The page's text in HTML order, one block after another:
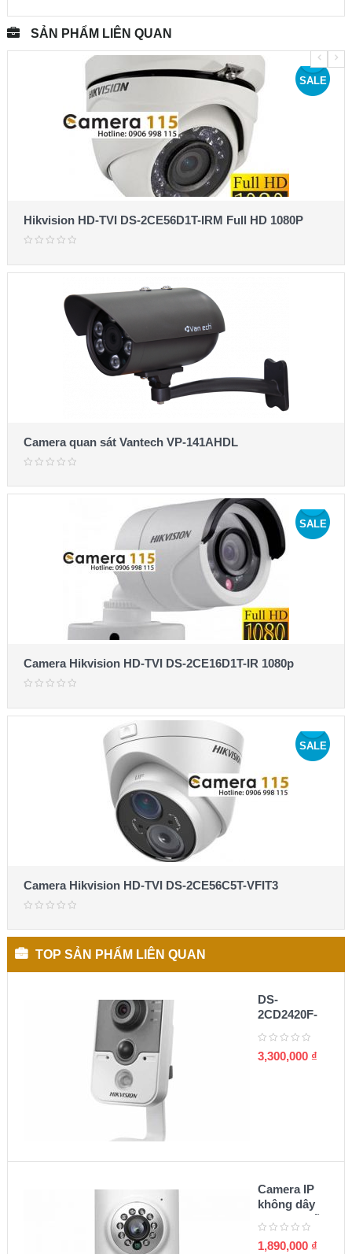
SẢN PHẨM LIÊN QUAN
SALE
Hikvision HD-TVI DS-2CE56D1T-IRM Full HD 1080P
Camera quan sát Vantech VP-141AHDL
SALE
Camera Hikvision HD-TVI DS-2CE16D1T-IR 1080p
SALE
Camera Hikvision HD-TVI DS-2CE56C5T-VFIT3
TOP SẢN PHẨM LIÊN QUAN
DS-
2CD2420F-
I(W) Camera
cube IP 2MP
3,300,000 ₫
Camera IP
không dây
Zmodo chất
lượng 720p
1,890,000 ₫